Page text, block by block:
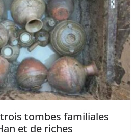
tombes familiales
et de riches